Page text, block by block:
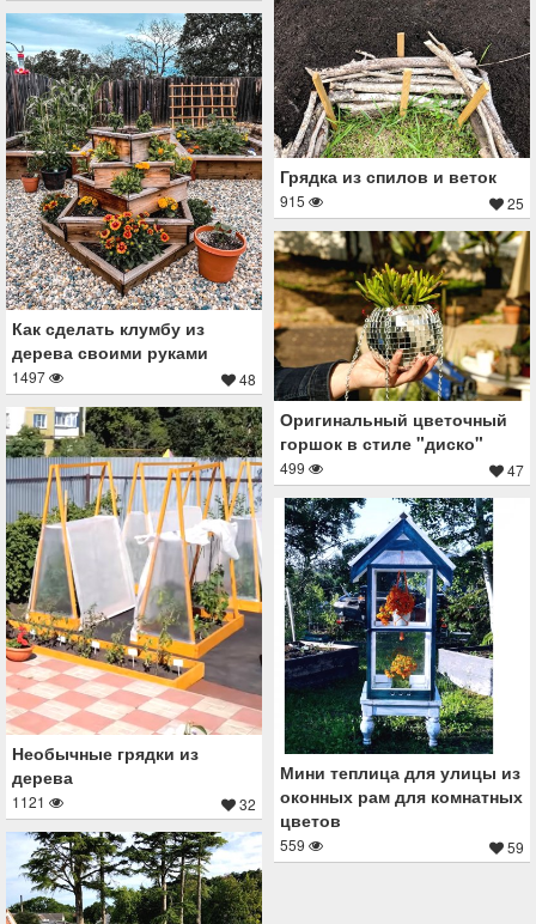
Грядка из спилов и веток
915 25
Как сделать клумбу из
дерева своими руками
1497 48
Оригинальный цветочный
горшок в стиле "диско"
499 47
Необычные грядки из
дерева
1121 32
Мини теплица для улицы из
оконных рам для комнатных
цветов
559 59